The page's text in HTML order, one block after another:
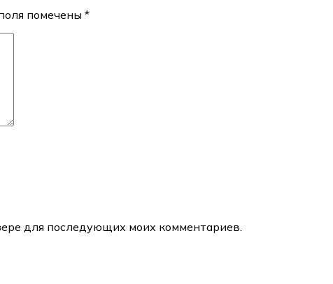
помечены *
для последующих моих комментариев.